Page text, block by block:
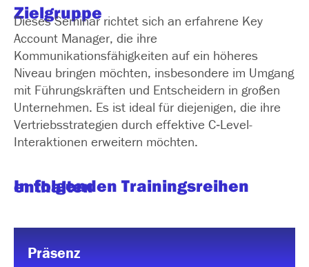
Zielgruppe
Dieses Seminar richtet sich an erfahrene Key
Account Manager, die ihre
Kommunikationsfähigkeiten auf ein höheres
Niveau bringen möchten, insbesondere im Umgang
mit Führungskräften und Entscheidern in großen
Unternehmen. Es ist ideal für diejenigen, die ihre
Vertriebsstrategien durch effektive C‑Level-
Interaktionen erweitern möchten.
In folgenden Trainingsreihen enthalten
Präsenz